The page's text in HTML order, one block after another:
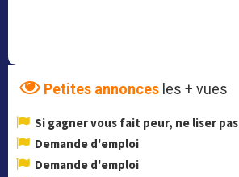
Petites annonces les + vues
Si gagner vous fait peur, ne liser pas
Demande d'emploi
Demande d'emploi